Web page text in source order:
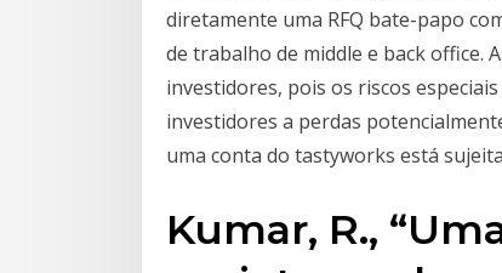
diretamente uma RFQ bate-papo
de trabalho de middle e back office.
investidores, pois os riscos
investidores a perdas
uma conta do tastyworks está
Kumar, R.,